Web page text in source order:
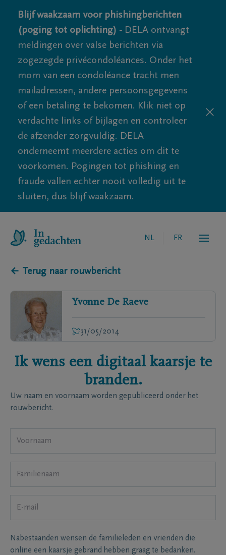
Blijf waakzaam voor phishingberichten
(poging tot oplichting) - DELA ontvangt
meldingen over valse berichten via
zogezegde privécondoléances. Onder het
mom van een condoléance tracht men
mailadressen, andere persoonsgegevens
of een betaling te bekomen. Klik niet op
verdachte links of bijlagen en controleer
de afzender zorgvuldig. DELA
onderneemt meerdere acties om dit te
voorkomen. Pogingen tot phishing en
fraude vallen echter nooit volledig uit te
sluiten, dus blijf waakzaam.
NL FR
← Terug naar rouwbericht
Yvonne De Raeve
31/05/2014
Ik wens een digitaal kaarsje te
branden.
Uw naam en voornaam worden gepubliceerd onder het
rouwbericht.
Nabestaanden wensen de familieleden en vrienden die
online een kaarsje gebrand hebben graag te bedanken.